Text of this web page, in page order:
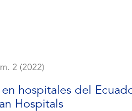
2 (2022)
hospitales del
Hospitals